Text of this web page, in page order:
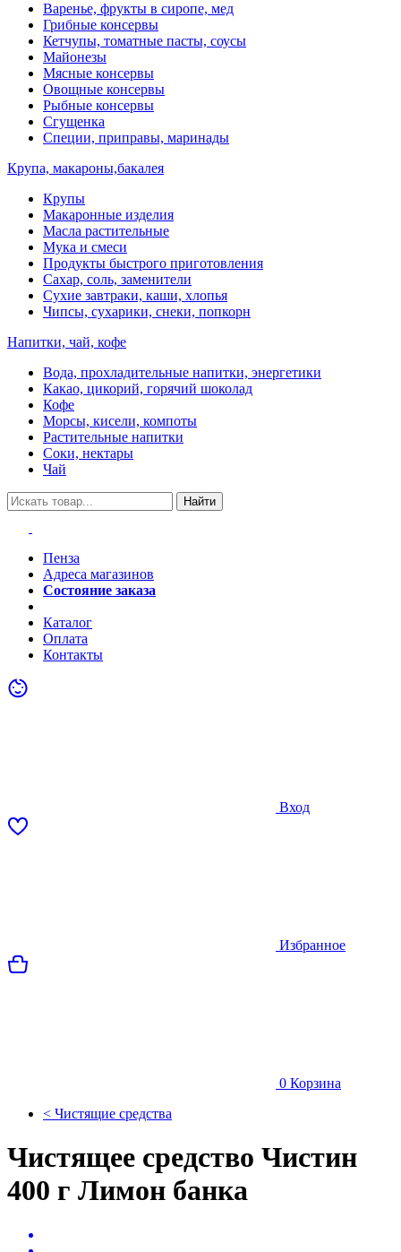
Варенье, фрукты в сиропе, мед
Грибные консервы
Кетчупы, томатные пасты, соусы
Майонезы
Мясные консервы
Овощные консервы
Рыбные консервы
Сгущенка
Специи, приправы, маринады
Крупа, макароны,бакалея
Крупы
Макаронные изделия
Масла растительные
Мука и смеси
Продукты быстрого приготовления
Сахар, соль, заменители
Сухие завтраки, каши, хлопья
Чипсы, сухарики, снеки, попкорн
Напитки, чай, кофе
Вода, прохладительные напитки, энергетики
Какао, цикорий, горячий шоколад
Кофе
Морсы, кисели, компоты
Растительные напитки
Соки, нектары
Чай
Найти
Пенза
Адреса магазинов
Состояние заказа
Каталог
Оплата
Контакты
Вход
Избранное
0 Корзина
< Чистящие средства
Чистящее средство Чистин
400 г Лимон банка